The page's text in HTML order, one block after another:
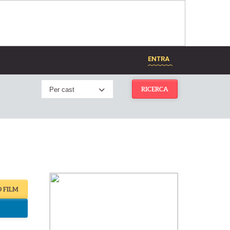
ENTRA
Per cast RICERCA
FILM